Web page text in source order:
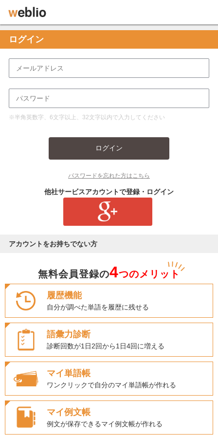
ログイン
※半角英数字、6文字以上、32文字以内で入力してください
ログイン
パスワードを忘れた方はこちら
他社サービスアカウントで登録・ログイン
アカウントをお持ちでない方
無料会員登録の4つのメリット
履歴機能
自分が調べた単語を履歴に残せる
語彙力診断
診断回数が1日2回から1日4回に増える
マイ単語帳
ワンクリックで自分のマイ単語帳が作れる
マイ例文帳
例文が保存できるマイ例文帳が作れる